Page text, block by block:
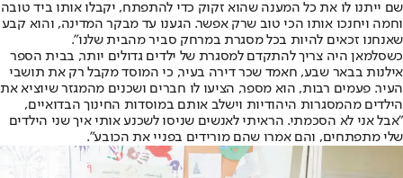
שם ייתנו לו את כל המענה שהוא זקוק כדי להתפתח, יקבלו אותו ביד טובה
וחמה ויחנכו אותו הכי טוב שרק אפשר. הגענו עד מבקר המדינה, והוא קבע
שאנחנו זכאים להיות בכל מסגרת במרחק סביר מהבית שלנו".
כשסלמאן היה צריך להתקדם למסגרת של ילדים גדולים יותר, בבית הספר
אילנות בבאר שבע, חאמד שכר דירה בעיר, כי המוסד מקבל רק את תושבי
העיר. פעמים רבות, הוא מספר, הציעו לו חברים ושכנים מהמגזר שיוציא את
הילדים מהמסגרות היהודיות וישלב אותם במוסדות החינוך הבדואיים,
"אבל אני לא הסכמתי. הראיתי לאנשים שניסו לשכנע אותי איך שני הילדים
שלי מתפתחים, והם אמרו שהם מורידים בפניי את הכובע".